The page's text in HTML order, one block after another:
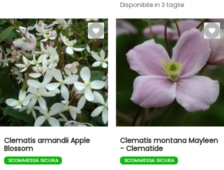
Disponibile in 3 taglie
Clematis armandii Apple
Blossom
SCOMMESSA SICURA
Clematis montana Mayleen
- Clematide
SCOMMESSA SICURA